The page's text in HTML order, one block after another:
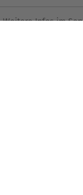
Weitere Infos im